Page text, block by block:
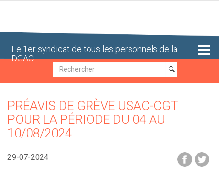
Le 1er syndicat de tous les personnels de la
DGAC
Recherche
Recherche
PRÉAVIS DE GRÈVE USAC-CGT
POUR LA PÉRIODE DU 04 AU
10/08/2024
29-07-2024